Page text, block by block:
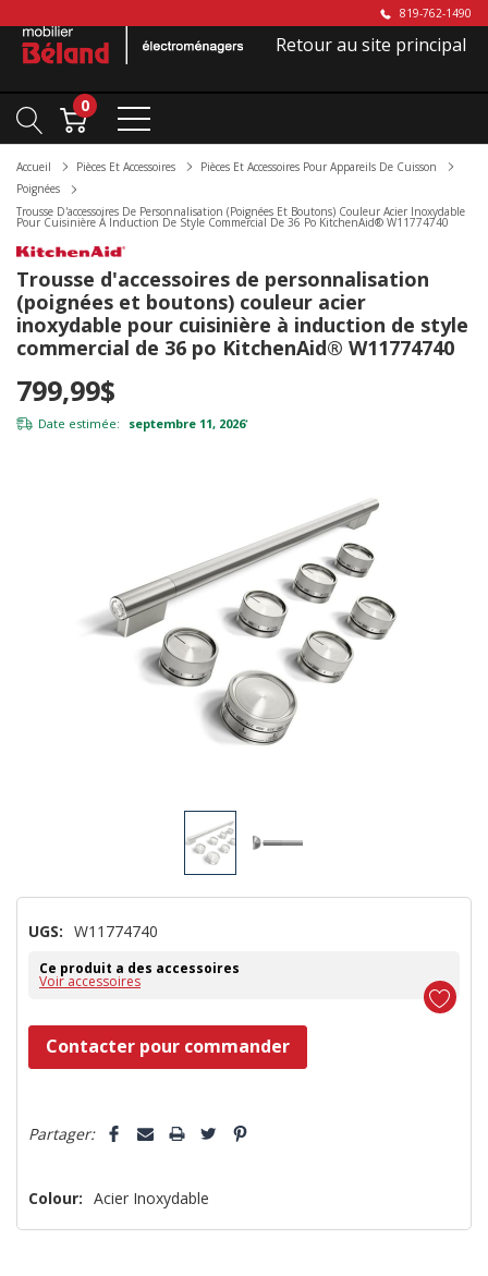
819-762-1490
Retour au site principal
0
Accueil Pièces Et Accessoires
Pièces Et Accessoires Pour Appareils De Cuisson
Poignées
Trousse D'accessoires De Personnalisation (poignées Et Boutons) Couleur Acier Inoxydable
Pour Cuisinière À Induction De Style Commercial De 36 Po KitchenAid® W11774740
Trousse d'accessoires de personnalisation
(poignées et boutons) couleur acier
inoxydable pour cuisinière à induction de style
commercial de 36 po KitchenAid® W11774740
799,99$
Date estimée: septembre 11, 2026*
UGS: W11774740
Ce produit a des accessoires
Voir accessoires
Dépêchez-
vous!
n’en
plus
Contacter pour commander
Partager:
Colour: Acier Inoxydable